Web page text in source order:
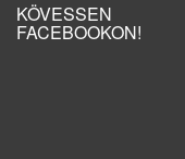
KÖVESSEN
FACEBOOKON!